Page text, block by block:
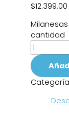
$12.399,00
cantidad